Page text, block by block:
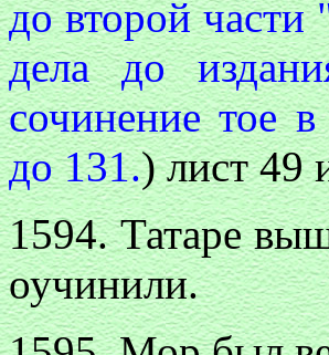
до второй
дела до
сочинение тое
до 131.) лист 49
1594. Татаре
оучинили.